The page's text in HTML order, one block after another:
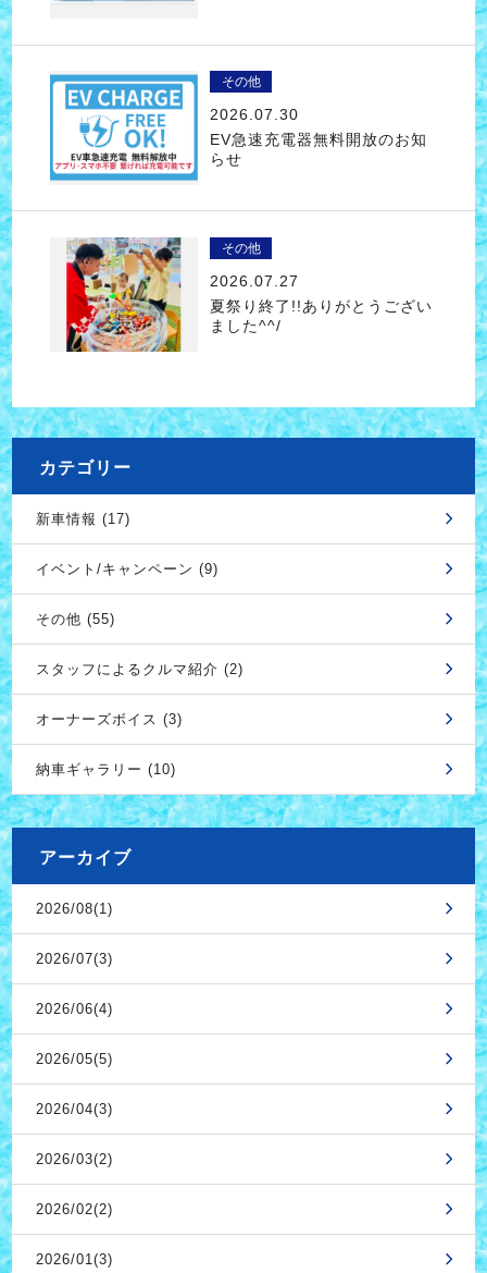
その他
2026.07.30
EV急速充電器無料開放のお知
らせ
その他
2026.07.27
夏祭り終了!!ありがとうござい
ました^^/
カテゴリー
新車情報 (17)
イベント/キャンペーン (9)
その他 (55)
スタッフによるクルマ紹介 (2)
オーナーズボイス (3)
納車ギャラリー (10)
アーカイブ
2026/08(1)
2026/07(3)
2026/06(4)
2026/05(5)
2026/04(3)
2026/03(2)
2026/02(2)
2026/01(3)